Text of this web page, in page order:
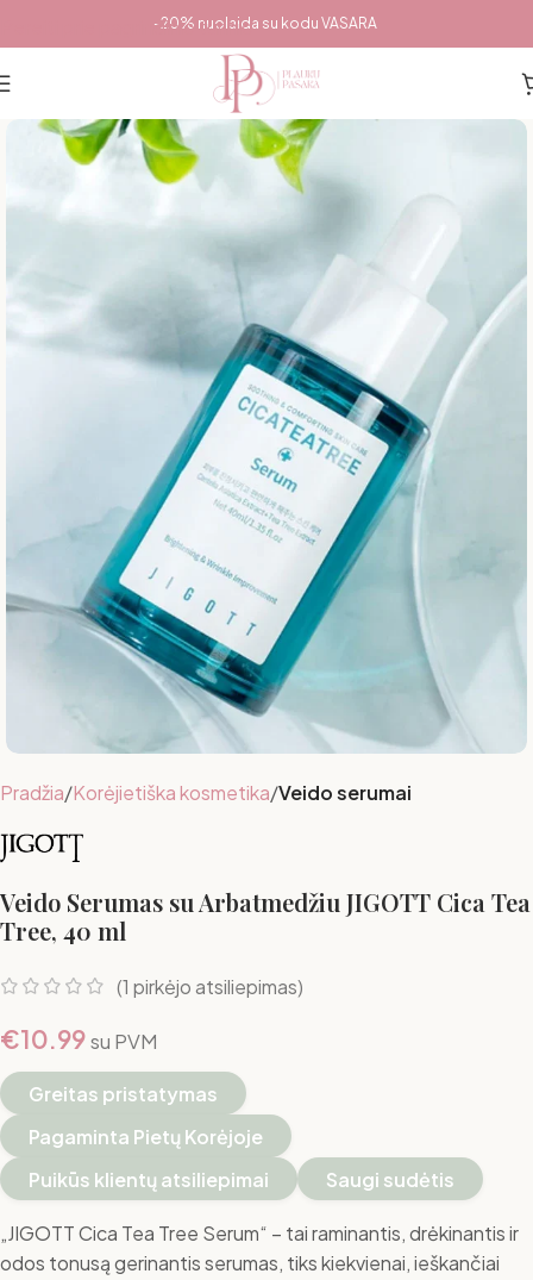
Pereiti prie pagrindinio turinio-20% nuolaida su kodu VASARA
Pradžia Korėjietiška kosmetika Veido serumai
Veido Serumas su Arbatmedžiu JIGOTT Cica Tea
Tree, 40 ml
(1 pirkėjo atsiliepimas)
€10.99su PVM
Greitas pristatymas
Pagaminta Pietų Korėjoje
Puikūs klientų atsiliepimai
Saugi sudėtis
„JIGOTT Cica Tea Tree Serum“ – tai raminantis, drėkinantis ir
odos tonusą gerinantis serumas, tiks kiekvienai, ieškančiai